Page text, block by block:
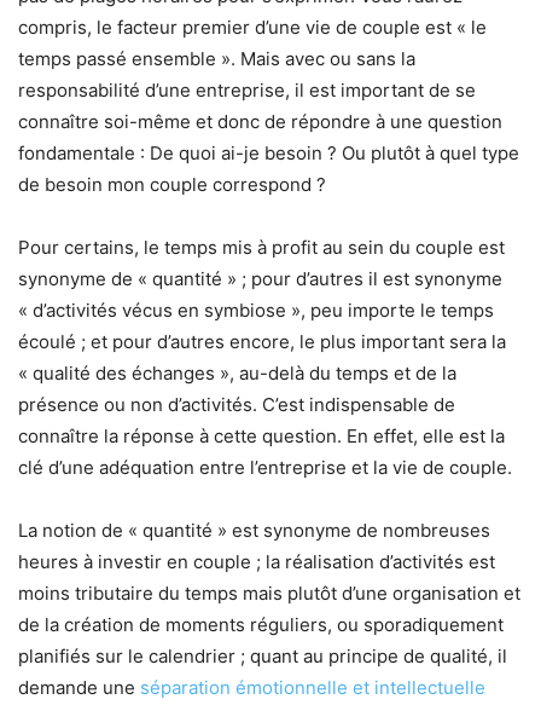
compris, le facteur premier d’une vie de couple est « le
temps passé ensemble ». Mais avec ou sans la
responsabilité d’une entreprise, il est important de se
connaître soi-même et donc de répondre à une question
fondamentale : De quoi ai-je besoin ? Ou plutôt à quel type
de besoin mon couple correspond ?
Pour certains, le temps mis à profit au sein du couple est
synonyme de « quantité » ; pour d’autres il est synonyme
« d’activités vécus en symbiose », peu importe le temps
écoulé ; et pour d’autres encore, le plus important sera la
« qualité des échanges », au-delà du temps et de la
présence ou non d’activités. C’est indispensable de
connaître la réponse à cette question. En effet, elle est la
clé d’une adéquation entre l’entreprise et la vie de couple.
La notion de « quantité » est synonyme de nombreuses
heures à investir en couple ; la réalisation d’activités est
moins tributaire du temps mais plutôt d’une organisation et
de la création de moments réguliers, ou sporadiquement
planifiés sur le calendrier ; quant au principe de qualité, il
demande une séparation émotionnelle et intellectuelle